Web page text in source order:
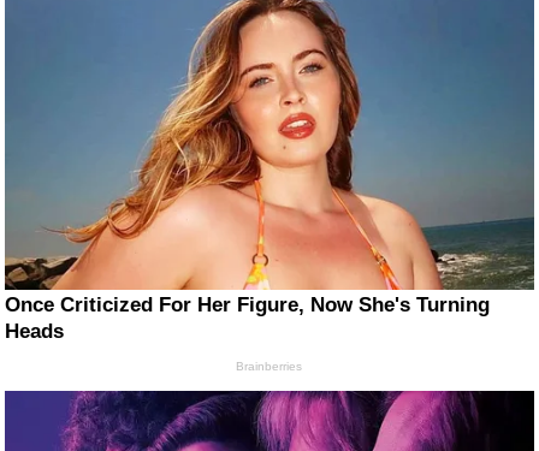
Once Criticized For Her Figure, Now She's Turning
Heads
Brainberries